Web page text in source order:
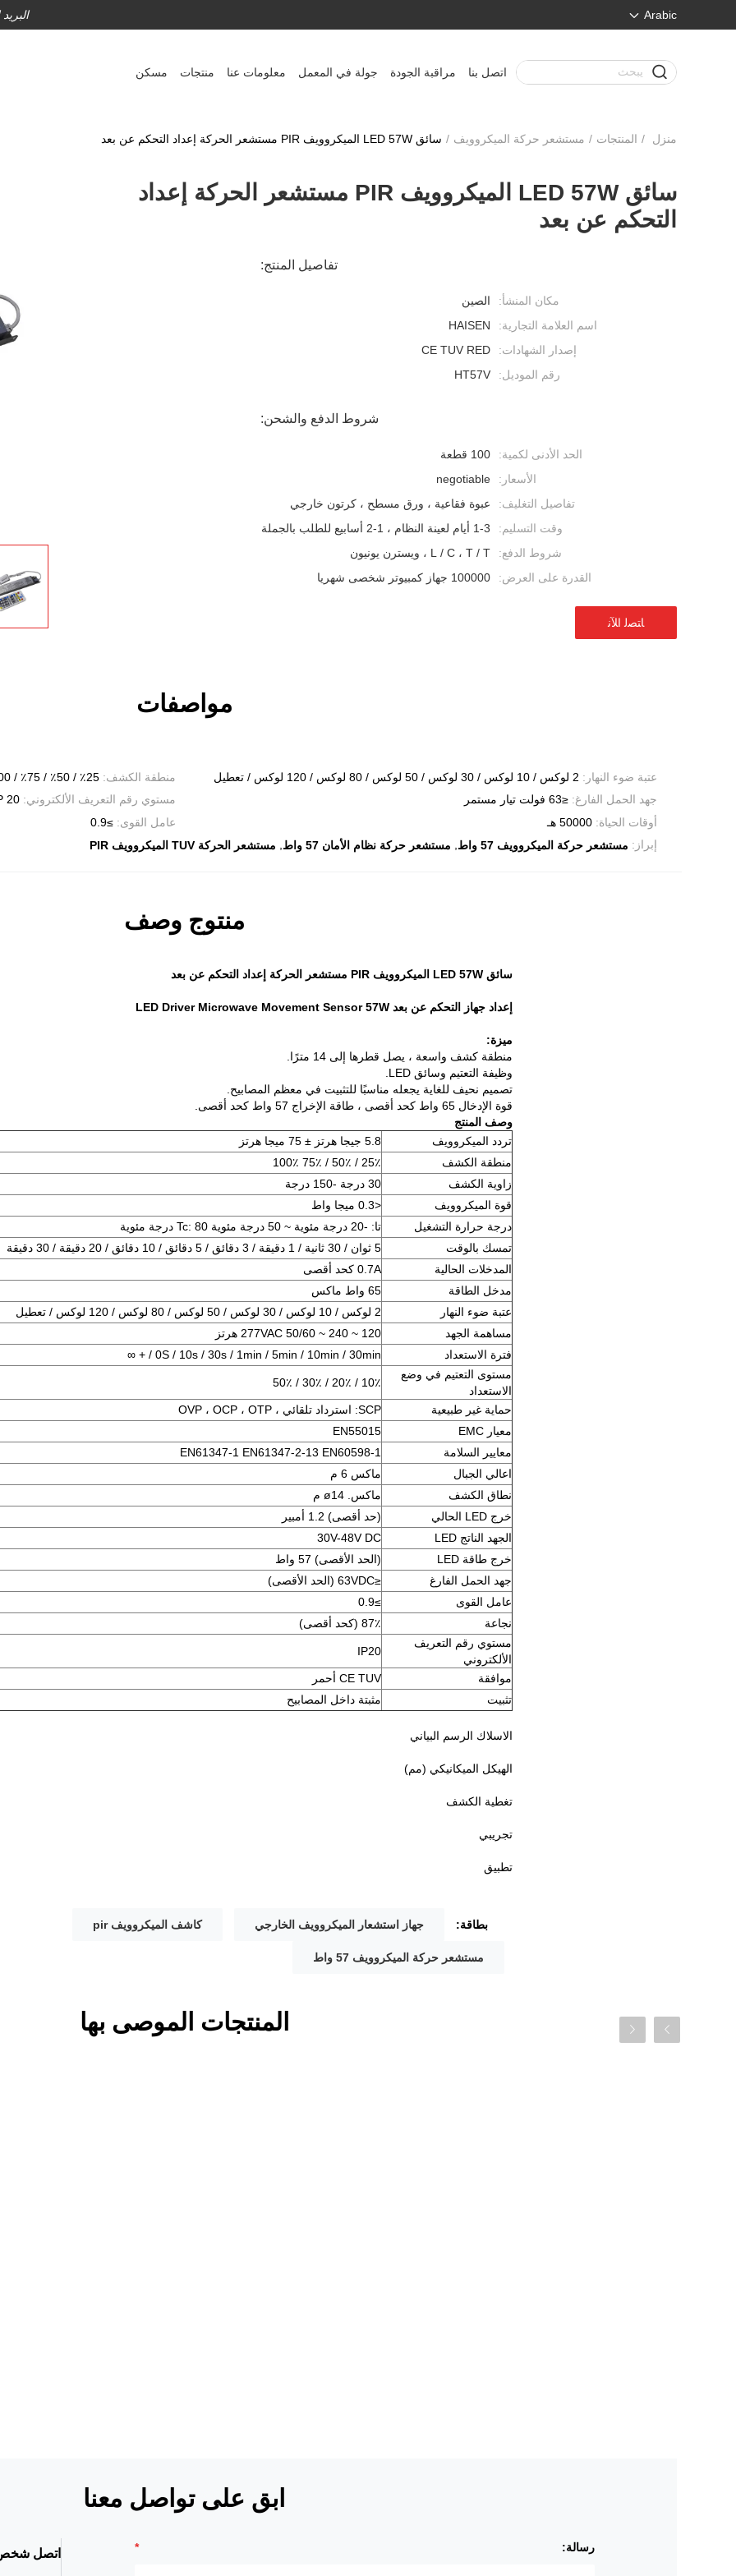
Arabic
مسكن منتجات معلومات عنا جولة في المعمل مراقبة الجودة اتصل بنا
منزل / المنتجات / مستشعر حركة الميكروويف / سائق LED 57W الميكروويف PIR مستشعر الحركة إعداد التحكم عن بعد
سائق LED 57W الميكروويف PIR مستشعر الحركة إعداد
التحكم عن بعد
تفاصيل المنتج:
مكان المنشأ:
الصين
اسم العلامة التجارية:
HAISEN
إصدار الشهادات:
CE TUV RED
رقم الموديل:
HT57V
شروط الدفع والشحن:
الحد الأدنى لكمية:
100 قطعة
الأسعار:
negotiable
تفاصيل التغليف:
عبوة فقاعية ، ورق مسطح ، كرتون خارجي
وقت التسليم:
1-3 أيام لعينة النظام ، 1-2 أسابيع للطلب بالجملة
شروط الدفع:
L / C ، T / T ، ويسترن يونيون
القدرة على العرض:
100000 جهاز كمبيوتر شخصى شهريا
ﺎﺘﺼﻟ ﺍﻶﻧ
مواصفات
منطقة الكشف: 25٪ / 50٪ / 75٪ / 100٪ عتبة ضوء النهار: 2 لوكس / 10 لوكس / 30 لوكس / 50 لوكس / 80 لوكس / 120 لوكس / تعطيل
مستوي رقم التعريف الألكتروني: 20 جهد الحمل الفارغ: ≤63 فولت تيار مستمر
عامل القوى: ≥0.9 أوقات الحياة: 50000 هـ
إبراز: مستشعر حركة الميكروويف 57 واط مستشعر حركة نظام الأمان 57 واط مستشعر الحركة TUV الميكروويف PIR
منتوج وصف
سائق LED 57W الميكروويف PIR مستشعر الحركة إعداد التحكم عن بعد
إعداد جهاز التحكم عن بعد LED Driver Microwave Movement Sensor 57W
ميزة:
منطقة كشف واسعة ، يصل قطرها إلى 14 مترًا.
وظيفة التعتيم وسائق LED.
تصميم نحيف للغاية يجعله مناسبًا للتثبيت في معظم المصابيح.
قوة الإدخال 65 واط كحد أقصى ، طاقة الإخراج 57 واط كحد أقصى.
وصف المنتج
تردد الميكروويف
5.8 جيجا هرتز ± 75 ميجا هرتز
منطقة الكشف
25٪ / 50٪ / 75٪ 100٪
زاوية الكشف
30 درجة -150 درجة
قوة الميكروويف
<0.3 ميجا واط
درجة حرارة التشغيل
تا: -20 درجة مئوية ~ 50 درجة مئوية Tc: 80 درجة مئوية
تمسك بالوقت
5 ثوان / 30 ثانية / 1 دقيقة / 3 دقائق / 5 دقائق / 10 دقائق / 20 دقيقة / 30 دقيقة
المدخلات الحالية
0.7A كحد أقصى
مدخل الطاقة
65 واط ماكس
عتبة ضوء النهار
2 لوكس / 10 لوكس / 30 لوكس / 50 لوكس / 80 لوكس / 120 لوكس / تعطيل
مساهمة الجهد
120 ~ 240 ~ 277VAC 50/60 هرتز
فترة الاستعداد
0S / 10s / 30s / 1min / 5min / 10min / 30min / + ∞
مستوى التعتيم في وضع
الاستعداد
10٪ / 20٪ / 30٪ / 50٪
حماية غير طبيعية
SCP: استرداد تلقائي ، OVP ، OCP ، OTP
معيار EMC
EN55015
معايير السلامة
EN61347-1 EN61347-2-13 EN60598-1
اعالي الجبال
ماكس 6 م
نطاق الكشف
ماكس. ø14 م
خرج LED الحالي
(حد أقصى) 1.2 أمبير
الجهد الناتج LED
30V-48V DC
خرج طاقة LED
(الحد الأقصى) 57 واط
جهد الحمل الفارغ
≤63VDC (الحد الأقصى)
عامل القوى
≥0.9
نجاعة
87٪ (كحد أقصى)
مستوي رقم التعريف
الألكتروني
IP20
موافقة
CE TUV أحمر
تثبيت
مثبتة داخل المصابيح
الاسلاك الرسم البياني
الهيكل الميكانيكي (مم)
تغطية الكشف
تجريبي
تطبيق
بطاقة: جهاز استشعار الميكروويف الخارجي كاشف الميكروويف pir
مستشعر حركة الميكروويف 57 واط
المنتجات الموصى بها
ابق على تواصل معنا
اتصل رسالة: